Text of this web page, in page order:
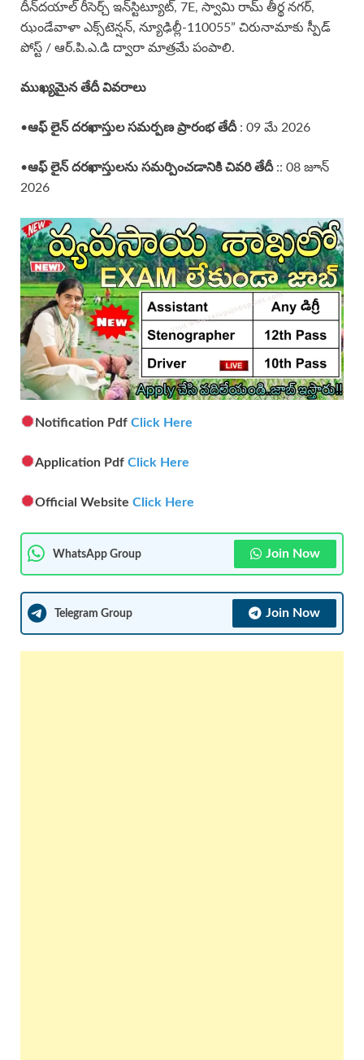
దీన్‌దయాల్ రీసెర్చ్ ఇన్‌స్టిట్యూట్, 7E, స్వామి రామ్ తీర్థ నగర్,
ఝండేవాళా ఎక్స్‌టెన్షన్, న్యూఢిల్లీ-110055” చిరునామాకు స్పీడ్
పోస్ట్ / ఆర్.పి.ఎ.డి ద్వారా మాత్రమే పంపాలి.
ముఖ్యమైన తేదీ వివరాలు
•ఆఫ్ లైన్దరఖాస్తుల సమర్పణ ప్రారంభ తేదీ: 09 మే 2026
•ఆఫ్ లైన్దరఖాస్తులను సమర్పించడానికి చివరి తేదీ:: 08 జూన్
2026
Notification PdfClick Here
Application PdfClick Here
Official WebsiteClick Here
WhatsApp Group Join Now
Telegram Group Join Now